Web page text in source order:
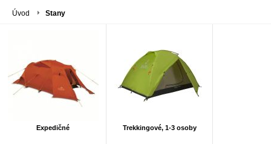
Úvod Stany
Expedičné Trekkingové, 1-3 osoby